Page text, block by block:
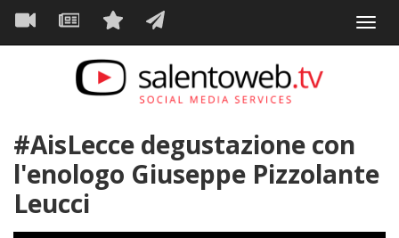
Salta
contenuto
Navigazione
principale
#AisLecce degustazione con
l'enologo Giuseppe Pizzolante
Leucci